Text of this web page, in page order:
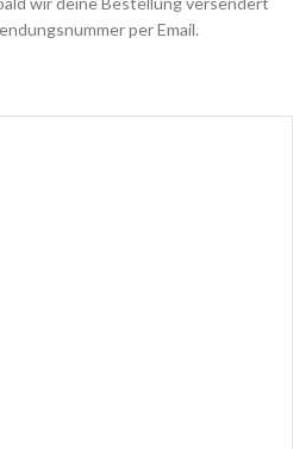
per Email.